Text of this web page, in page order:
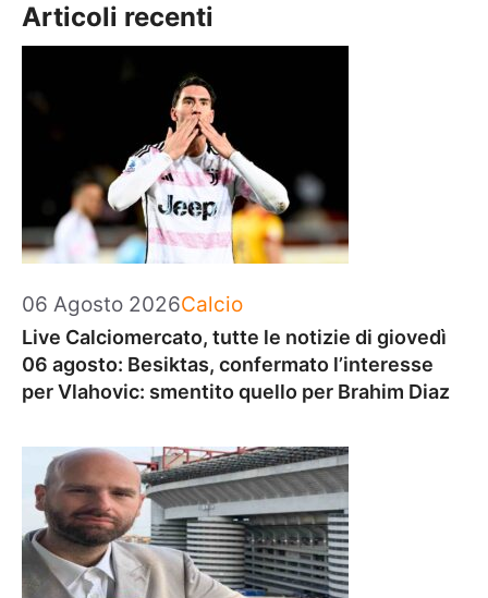
Articoli recenti
06 Agosto 2026Categorie
Calcio
Live Calciomercato, tutte le notizie di giovedì
06 agosto: Besiktas, confermato l’interesse
per Vlahovic: smentito quello per Brahim Diaz